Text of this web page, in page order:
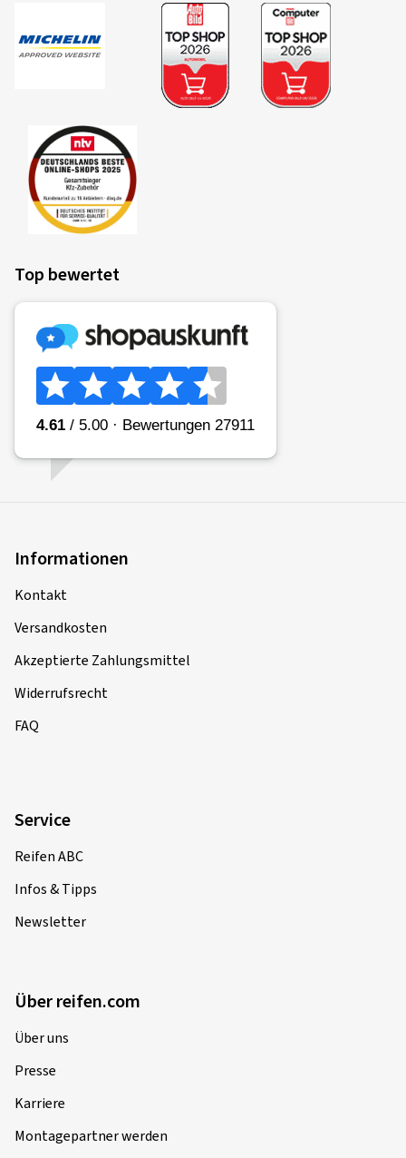
Top bewertet
Informationen
Kontakt
Versandkosten
Akzeptierte Zahlungsmittel
Widerrufsrecht
FAQ
Service
Reifen ABC
Infos & Tipps
Newsletter
Über reifen.com
Über uns
Presse
Karriere
Montagepartner werden